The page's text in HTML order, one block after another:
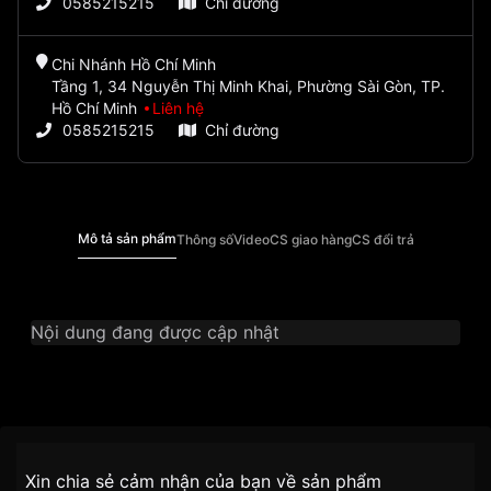
Chi Nhánh Hồ Chí Minh
Tầng 1, 34 Nguyễn Thị Minh Khai, Phường Sài Gòn, TP.
Hồ Chí Minh
Liên hệ
0585215215
Chỉ đường
Mô tả sản phẩmThông sốVideoCS giao hàngCS đổi trả
Nội dung đang được cập nhật
Xin chia sẻ cảm nhận của bạn về sản phẩm